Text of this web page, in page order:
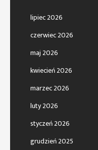
lipiec 2026
czerwiec 2026
maj 2026
kwiecień 2026
marzec 2026
luty 2026
styczeń 2026
grudzień 2025